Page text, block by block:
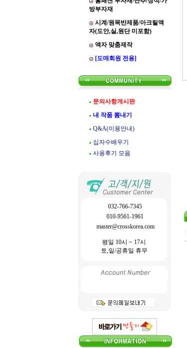
방부자재
시계/원목반제품/아크릴액
자(도안,실,원단 미포함)
액자 맞춤제작
[도매회원 전용]
문의사항게시판
내 작품 뽐내기
Q&A(이용안내)
십자수배우기
사용후기 모음
032-766-7345
010-9561-1961
master@crosskorea.com
평일 10시 ~ 17시
토,일/공휴일 휴무